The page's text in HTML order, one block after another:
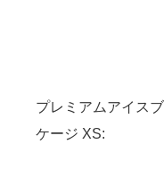
プレミアムアイス
ケージ XS: